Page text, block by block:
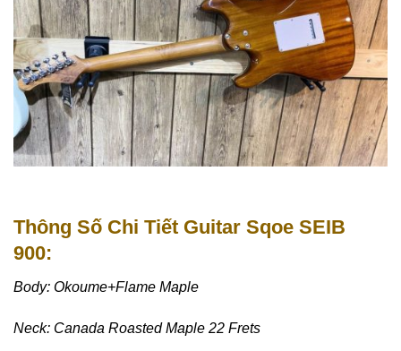
Thông Số Chi Tiết Guitar Sqoe SEIB
900:
Body: Okoume+Flame Maple
Neck: Canada Roasted Maple 22 Frets